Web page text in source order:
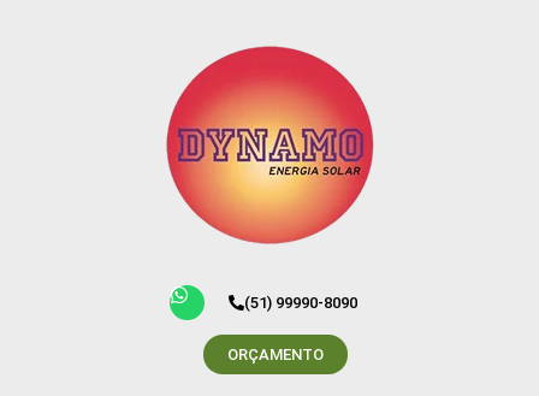
(51) 99990-8090
ORÇAMENTO